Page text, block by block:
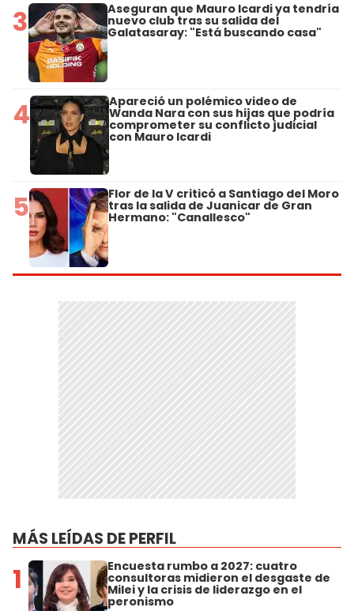
3 Aseguran que Mauro Icardi ya tendría
nuevo club tras su salida del
Galatasaray: "Está buscando casa"
4 Apareció un polémico video de
Wanda Nara con sus hijas que podría
comprometer su conflicto judicial
con Mauro Icardi
5 Flor de la V criticó a Santiago del Moro
tras la salida de Juanicar de Gran
Hermano: "Canallesco"
MÁS LEÍDAS DE PERFIL
1 Encuesta rumbo a 2027: cuatro
consultoras midieron el desgaste de
Milei y la crisis de liderazgo en el
peronismo